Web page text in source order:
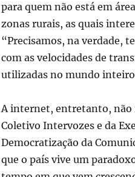
para quem não está em
zonas rurais, as quais
“Precisamos, na verdade,
com as velocidades de
utilizadas no mundo
A internet, entretanto, não
Coletivo Intervozes e da
Democratização da
que o país vive um